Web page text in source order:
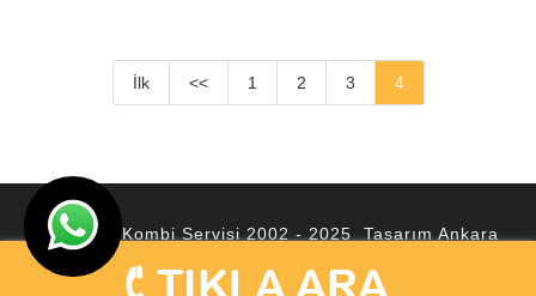
İlk << 1 2 3 4
© Ankara Kombi Servisi 2002 - 2025 Tasarım Ankara